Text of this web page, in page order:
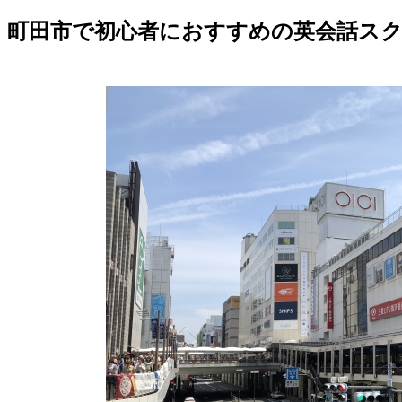
町田市で初心者におすすめの英会話ス